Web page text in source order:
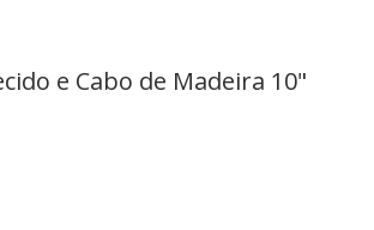
e Cabo de Madeira 10"